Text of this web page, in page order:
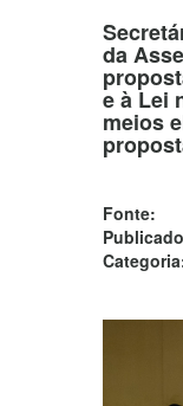
da
e à Lei
meios
Fonte: